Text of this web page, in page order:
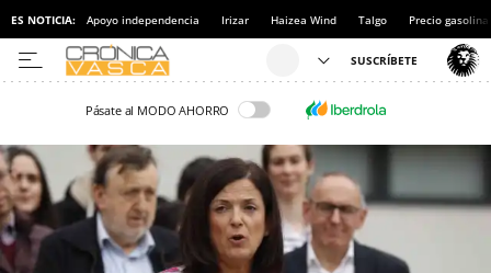
ES NOTICIA: Apoyo independencia Irizar Haizea Wind Talgo Precio gasolina
Pásate al MODO AHORRO